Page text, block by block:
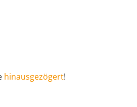
hinausgezögert!